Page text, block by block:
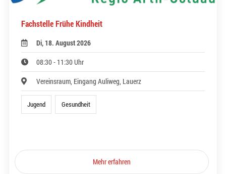
Fachstelle Frühe Kindheit
Di, 18. August 2026
08:30 - 11:30 Uhr
Vereinsraum, Eingang Auliweg, Lauerz
Jugend Gesundheit
Mehr erfahren